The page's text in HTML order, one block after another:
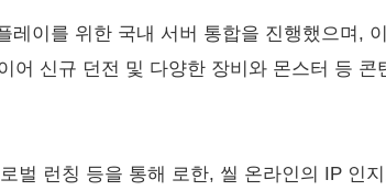
레이를 위한 국내 서버 통합을 진행했으며,
어 신규 던전 및 다양한 장비와 몬스터 등
로벌 런칭 등을 통해 로한, 씰 온라인의 IP 인